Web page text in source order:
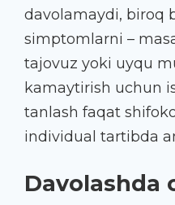
davolamaydi, biroq
simptomlarni –
tajovuz yoki uyqu
kamaytirish uchun
tanlash faqat
individual tartibda
Davolashda